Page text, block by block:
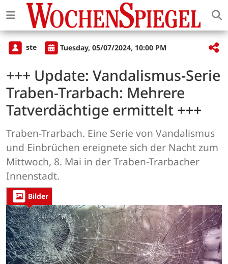
ste Tuesday, 05/07/2024, 10:00 PM
+++ Update: Vandalismus-Serie
Traben-Trarbach: Mehrere
Tatverdächtige ermittelt +++
Traben-Trarbach. Eine Serie von Vandalismus
und Einbrüchen ereignete sich der Nacht zum
Mittwoch, 8. Mai in der Traben-Trarbacher
Innenstadt.
Bilder